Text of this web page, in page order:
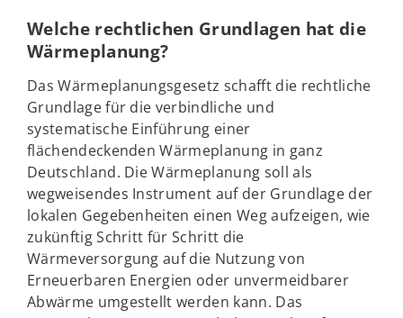
Welche rechtlichen Grundlagen hat die
Wärmeplanung?
Das Wärmeplanungsgesetz schafft die rechtliche
Grundlage für die verbindliche und
systematische Einführung einer
flächendeckenden Wärmeplanung in ganz
Deutschland. Die Wärmeplanung soll als
wegweisendes Instrument auf der Grundlage der
lokalen Gegebenheiten einen Weg aufzeigen, wie
zukünftig Schritt für Schritt die
Wärmeversorgung auf die Nutzung von
Erneuerbaren Energien oder unvermeidbarer
Abwärme umgestellt werden kann. Das